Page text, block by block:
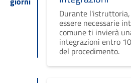
Durante
essere necessarie
comune ti invierà
integrazioni entro
del procedimento.